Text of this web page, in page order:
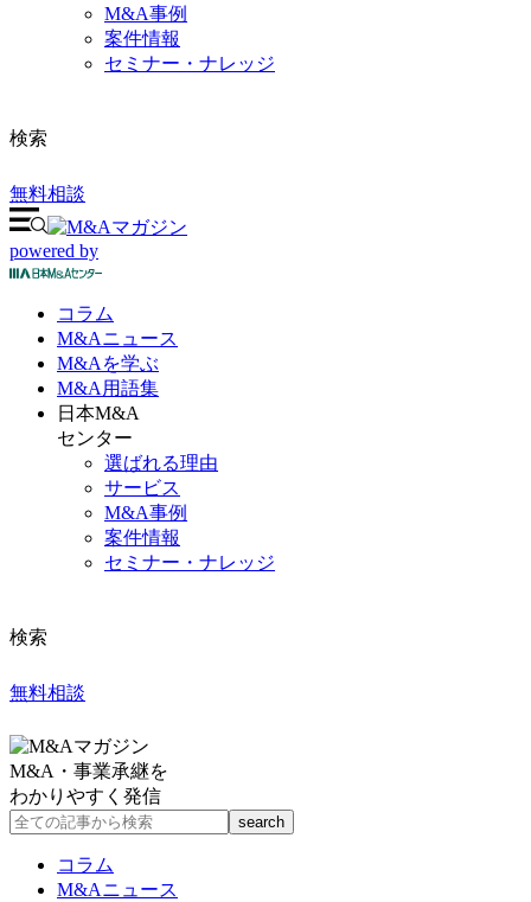
M&A事例
案件情報
セミナー・ナレッジ
検索
無料相談
powered by
コラム
M&Aニュース
M&Aを学ぶ
M&A 用語集
日本M&A
センター
選ばれる理由
サービス
M&A事例
案件情報
セミナー・ナレッジ
検索
無料相談
M&A・事業承継を
わかりやすく発信
コラム
M&Aニュース